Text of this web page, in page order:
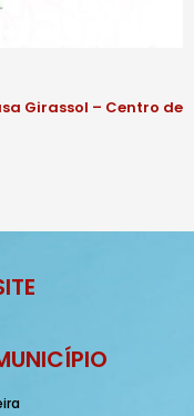
Girassol – Centro de